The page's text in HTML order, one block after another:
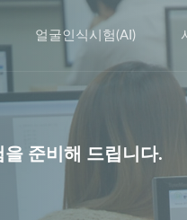
얼굴인식시험(AI)
준비해 드립니다.